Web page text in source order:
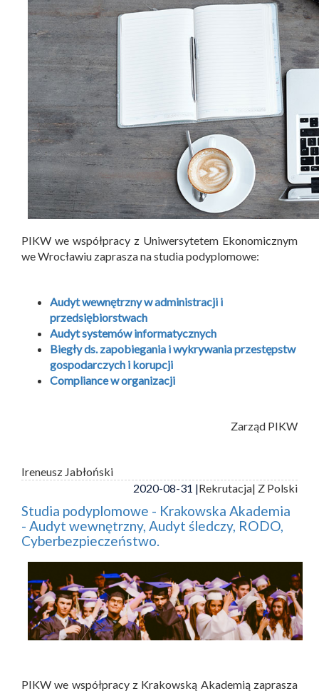
PIKW we współpracy z Uniwersytetem Ekonomicznym
we Wrocławiu zaprasza na studia podyplomowe:
Audyt wewnętrzny w administracji i
przedsiębiorstwach
Audyt systemów informatycznych
Biegły ds. zapobiegania i wykrywania przestępstw
gospodarczych i korupcji
Compliance w organizacji
Zarząd PIKW
Ireneusz Jabłoński
2020-08-31 |Rekrutacja| Z Polski
Studia podyplomowe - Krakowska Akademia
- Audyt wewnętrzny, Audyt śledczy, RODO,
Cyberbezpieczeństwo.
PIKW we współpracy z Krakowską Akademią zaprasza